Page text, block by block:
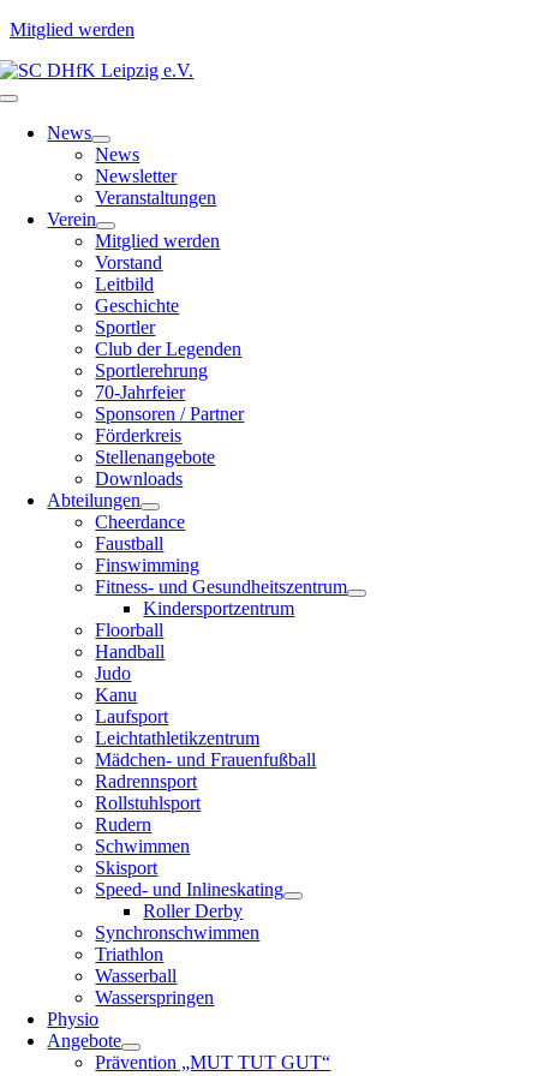
Mitglied werden
Zum
Inhalt
Toggle
NavigationNews
News
Newsletter
Veranstaltungen
Verein
Mitglied werden
Vorstand
Leitbild
Geschichte
Sportler
Club der Legenden
Sportlerehrung
70-Jahrfeier
Sponsoren / Partner
Förderkreis
Stellenangebote
Downloads
Abteilungen
Cheerdance
Faustball
Finswimming
Fitness- und Gesundheitszentrum
Kindersportzentrum
Floorball
Handball
Judo
Kanu
Laufsport
Leichtathletikzentrum
Mädchen- und Frauenfußball
Radrennsport
Rollstuhlsport
Rudern
Schwimmen
Skisport
Speed- und Inlineskating
Roller Derby
Synchronschwimmen
Triathlon
Wasserball
Wasserspringen
Physio
Angebote
Prävention „MUT TUT GUT“